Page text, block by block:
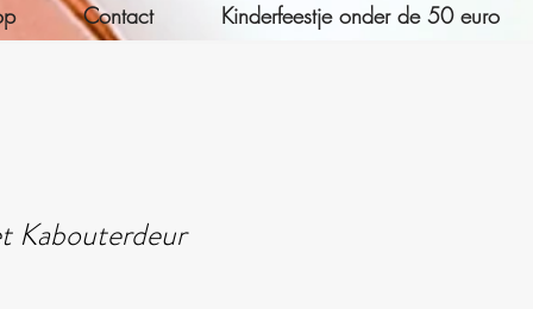
Contact Kinderfeestje onder de 50 euro
Kabouterdeur